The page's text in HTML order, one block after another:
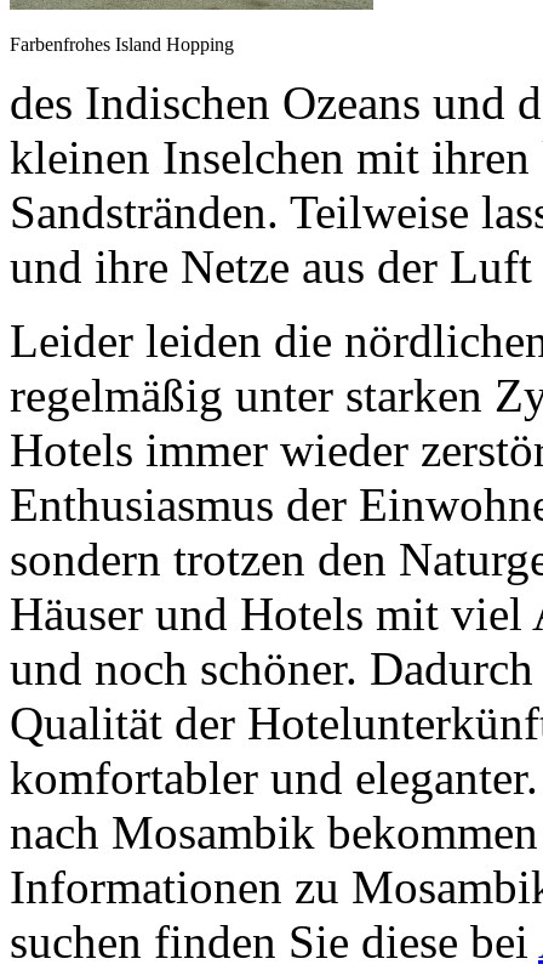
Farbenfrohes Island Hopping
des Indischen Ozeans und
kleinen Inselchen mit ihren
Sandstränden. Teilweise
und ihre Netze aus der Luft
Leider leiden die
regelmäßig unter starken
Hotels immer wieder
Enthusiasmus der
sondern trotzen den
Häuser und Hotels mit
und noch schöner.
Qualität der
komfortabler und
nach Mosambik
Informationen zu
suchen finden Sie diese bei